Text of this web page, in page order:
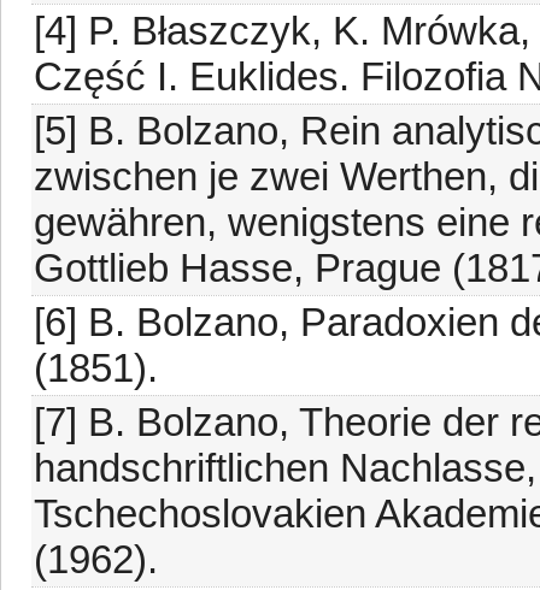
[4] P. Błaszczyk, K.
Część I. Euklides. Filozofia
[5] B. Bolzano, Rein
zwischen je zwei Werthen,
gewähren, wenigstens eine
Gottlieb Hasse, Prague
[6] B. Bolzano, Paradoxien
(1851).
[7] B. Bolzano, Theorie der
handschriftlichen
Tschechoslovakien
(1962).